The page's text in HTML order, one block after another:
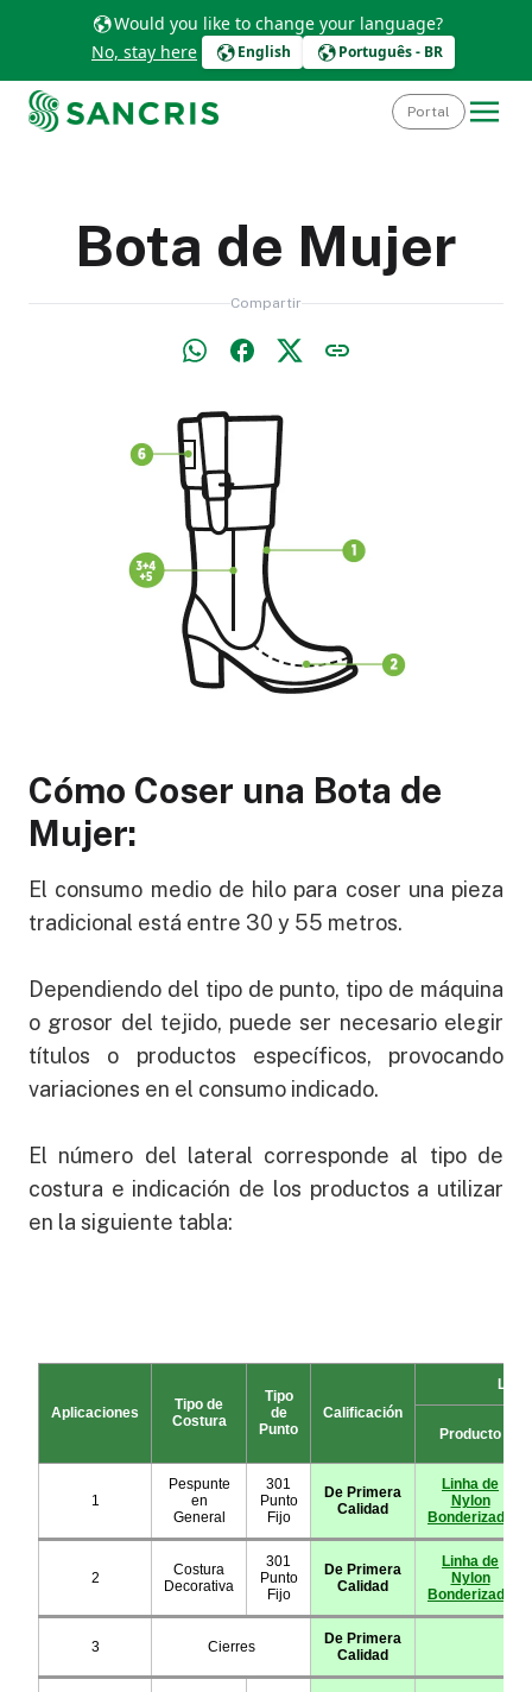
Would you like to change your language?
No, stay here
English Português - BR
Portal
Bota de Mujer
Compartir
Cómo Coser una Bota de
Mujer:
El consumo medio de hilo para coser una pieza
tradicional está entre 30 y 55 metros.
Dependiendo del tipo de punto, tipo de máquina
o grosor del tejido, puede ser necesario elegir
títulos o productos específicos, provocando
variaciones en el consumo indicado.
El número del lateral corresponde al tipo de
costura e indicación de los productos a utilizar
en la siguiente tabla: